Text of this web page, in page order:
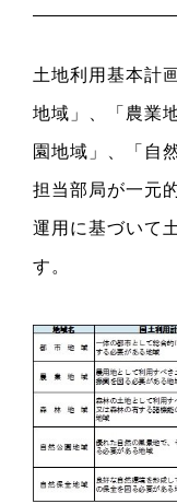
土地利用基本計
地域」、「農業
園地域」、「自
担当部局が一元
運用に基づいて
す。